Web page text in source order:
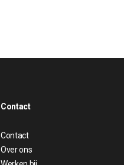
Contact
Contact
Over ons